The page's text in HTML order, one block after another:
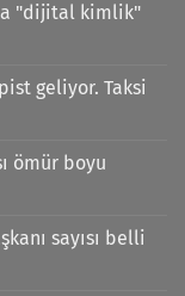
"dijital kimlik"
geliyor. Taksi
ömür boyu
sayısı belli